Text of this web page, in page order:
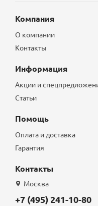
Компания
О компании
Контакты
Информация
Акции и
Статьи
Помощь
Оплата и доставка
Гарантия
Контакты
Москва
+7 (495) 241-10-80